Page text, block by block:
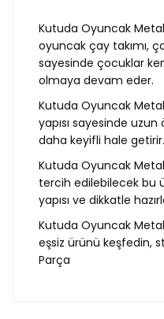
Kutuda Oyuncak
oyuncak çay takımı,
sayesinde çocuklar
olmaya devam eder.
Kutuda Oyuncak
yapısı sayesinde
daha keyifli hale
Kutuda Oyuncak
tercih edilebilecek bu
yapısı ve dikkatle
Kutuda Oyuncak Metal
eşsiz ürünü keşfedin,
Parça